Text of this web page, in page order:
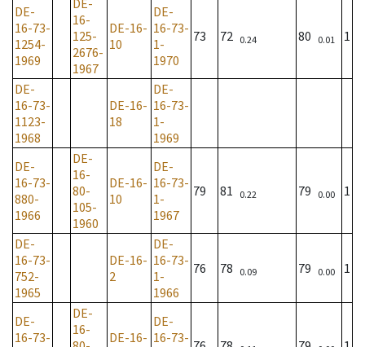
DE-
16-73-
1254-
1969
DE-
16-
125-
2676-
1967
DE-16-
10
DE-
16-73-
1-
1970
73 72 0.24 80 0.01 1
DE-
16-73-
1123-
1968
DE-16-
18
DE-
16-73-
1-
1969
DE-
16-73-
880-
1966
DE-
16-
80-
105-
1960
DE-16-
10
DE-
16-73-
1-
1967
79 81 0.22 79 0.00 1
DE-
16-73-
752-
1965
DE-16-
2
DE-
16-73-
1-
1966
76 78 0.09 79 0.00 1
DE-
16-73-
DE-
16-
DE-16-
DE-
16-73-